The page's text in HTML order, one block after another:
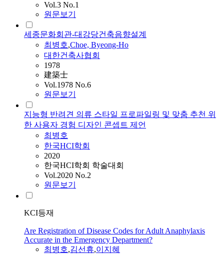
Vol.3 No.1
원문보기
세종문화회관-대강당건축음향설계
최병호,Choe, Byeong-Ho
대한건축사협회
1978
建築士
Vol.1978 No.6
원문보기
지능형 반려견 의류 스타일 프로파일링 및 맞춤 추천 위
한 사용자 경험 디자인 콘셉트 제언
최병호
한국HCI학회
2020
한국HCI학회 학술대회
Vol.2020 No.2
원문보기
KCI등재
Are Registration of Disease Codes for Adult Anaphylaxis
Accurate in the Emergency Department?
최병호,김선휴,이지혜